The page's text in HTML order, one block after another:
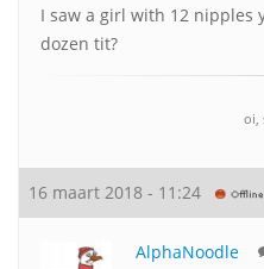
I saw a girl with 12 nipples
dozen tit?
oi,
16 maart 2018 - 11:24
AlphaNoodle